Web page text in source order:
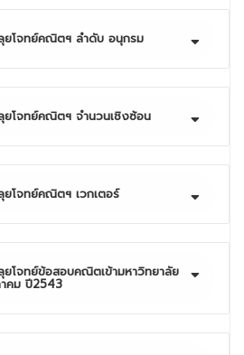
ยโจทย์คณิตฯ ลำดับ อนุกรม
ยโจทย์คณิตฯ จำนวนเชิงซ้อน
ยโจทย์คณิตฯ เวกเตอร์
ยโจทย์ข้อสอบคณิตเข้ามหาวิทยาลัย
คม ปี2543